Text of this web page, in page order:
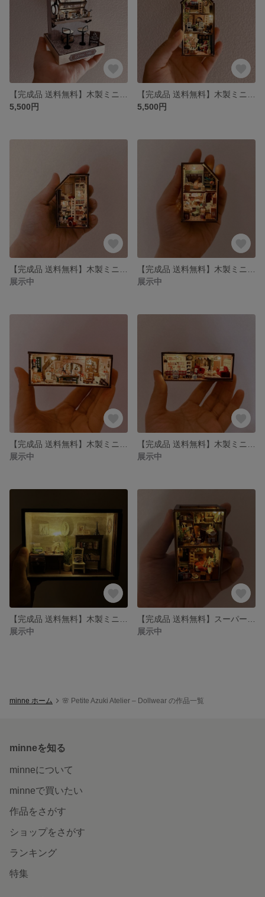
5,500円
5,500円
展示中
展示中
展示中
展示中
展示中
展示中
minne ホーム 🌸 Petite Azuki Atelier – Dollwear の作品一覧
minneを知る
minneについて
minneで買いたい
作品をさがす
ショップをさがす
ランキング
特集